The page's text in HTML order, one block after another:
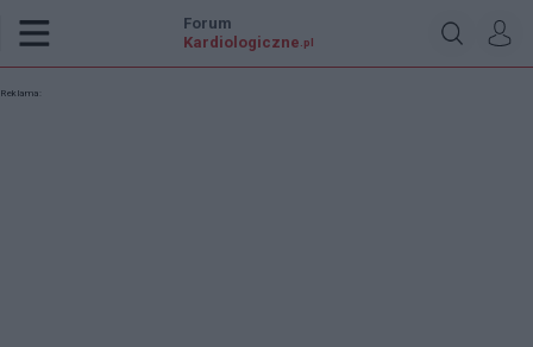
Forum
Kardiologiczne .pl
Reklama: